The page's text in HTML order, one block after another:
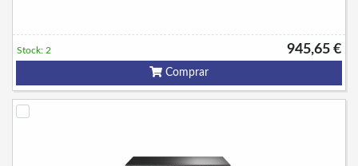
945,65 €
Stock: 2
Comprar